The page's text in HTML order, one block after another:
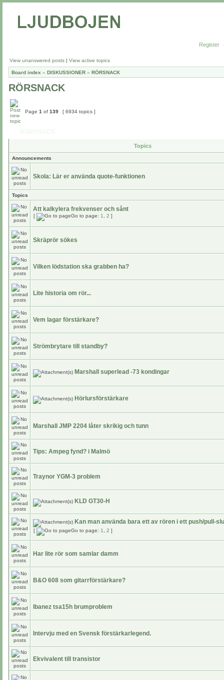
Register
View unanswered posts | View active topics
Board index » DISKUSSIONER » RÖRSNACK
RÖRSNACK
Page 1 of 139 [ 6934 topics ]
Topics
Announcements
Skola: Lär er använda quote-funktionen
Topics
Att kalkylera frekvenser och sånt
[ Go to page: 1 2 ]
Skräprör sökes
Vilken lödstation ska grabben ha?
Lite historia om rör...
Vem lagar förstärkare?
Strömbrytare till standby?
Marshall superlead -73 kondingar
Hörlursförstärkare
Marshall JMP 2204 låter skrikig och tunn
Tips: Ampeg fynd? i Malmö
Traynor YGM-3 problem
KLD GT30-H
Kan man använda bara ett av rören i ett push/pull-
[ Go to page: 1 2 ]
Har lite rör som samlar damm
B&O 608 som gitarrförstärkare?
Ibanez tsa15h brumproblem
Intervju med en Svensk förstärkarlegend.
Ekvivalent till transistor